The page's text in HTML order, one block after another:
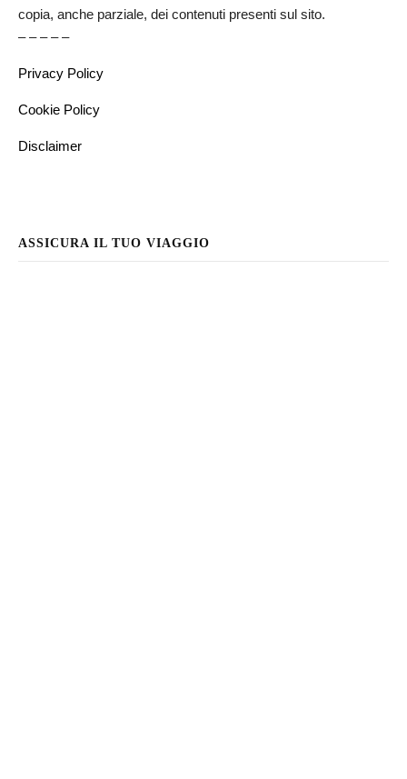
copia, anche parziale, dei contenuti presenti sul sito.
– – – – –
Privacy Policy
Cookie Policy
Disclaimer
ASSICURA IL TUO VIAGGIO